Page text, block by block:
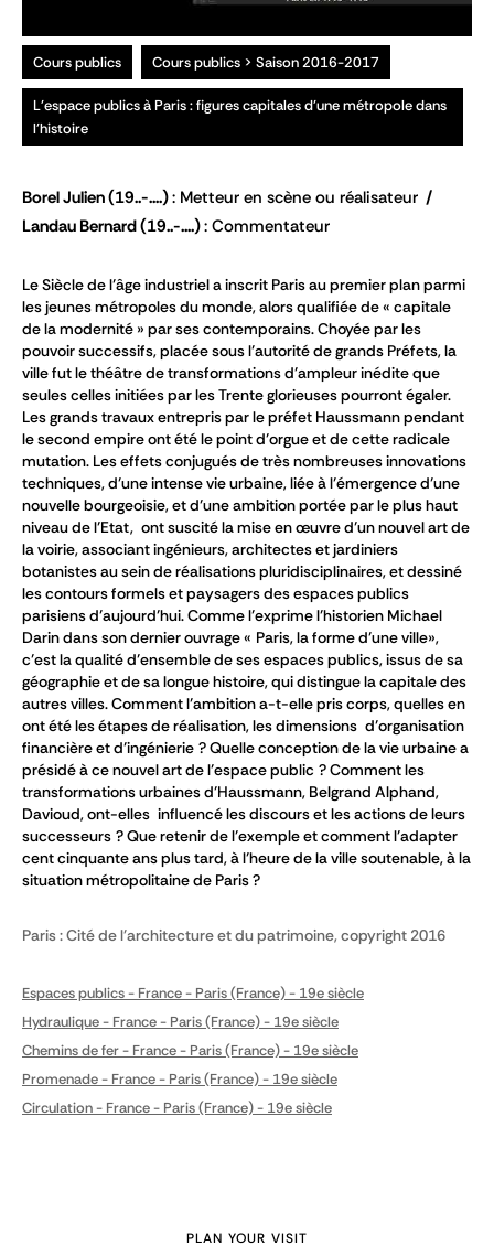
Cours publics Cours publics > Saison 2016-2017
L'espace publics à Paris : figures capitales d'une métropole dans
l'histoire
Borel Julien(19..-....) Metteur en scène ou réalisateur
Landau Bernard(19..-....) Commentateur
Le Siècle de l’âge industriel a inscrit Paris au premier plan parmi
les jeunes métropoles du monde, alors qualifiée de « capitale
de la modernité » par ses contemporains. Choyée par les
pouvoir successifs, placée sous l’autorité de grands Préfets, la
ville fut le théâtre de transformations d’ampleur inédite que
seules celles initiées par les Trente glorieuses pourront égaler.
Les grands travaux entrepris par le préfet Haussmann pendant
le second empire ont été le point d’orgue et de cette radicale
mutation. Les effets conjugués de très nombreuses innovations
techniques, d’une intense vie urbaine, liée à l’émergence d’une
nouvelle bourgeoisie, et d’une ambition portée par le plus haut
niveau de l’Etat, ont suscité la mise en œuvre d’un nouvel art de
la voirie, associant ingénieurs, architectes et jardiniers
botanistes au sein de réalisations pluridisciplinaires, et dessiné
les contours formels et paysagers des espaces publics
parisiens d’aujourd’hui. Comme l’exprime l’historien Michael
Darin dans son dernier ouvrage « Paris, la forme d’une ville»,
c’est la qualité d’ensemble de ses espaces publics, issus de sa
géographie et de sa longue histoire, qui distingue la capitale des
autres villes. Comment l’ambition a-t-elle pris corps, quelles en
ont été les étapes de réalisation, les dimensions d’organisation
financière et d’ingénierie ? Quelle conception de la vie urbaine a
présidé à ce nouvel art de l’espace public ? Comment les
transformations urbaines d’Haussmann, Belgrand Alphand,
Davioud, ont-elles influencé les discours et les actions de leurs
successeurs ? Que retenir de l’exemple et comment l’adapter
cent cinquante ans plus tard, à l’heure de la ville soutenable, à la
situation métropolitaine de Paris ?
Paris : Cité de l'architecture et du patrimoine, copyright 2016
Espaces publics - France - Paris (France) - 19e siècle
Hydraulique - France - Paris (France) - 19e siècle
Chemins de fer - France - Paris (France) - 19e siècle
Promenade - France - Paris (France) - 19e siècle
Circulation - France - Paris (France) - 19e siècle
PLAN YOUR VISIT